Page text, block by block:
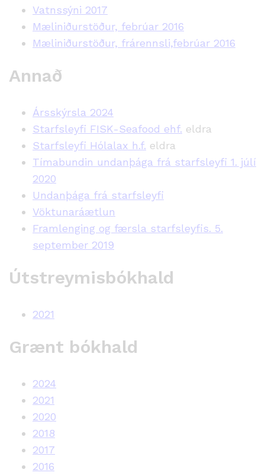
Vatnssýni 2017
Mæliniðurstöður, febrúar 2016
Mæliniðurstöður, frárennsli,febrúar 2016
Annað
Ársskýrsla 2024
Starfsleyfi FISK-Seafood ehf. eldra
Starfsleyfi Hólalax h.f. eldra
Tímabundin undanþága frá starfsleyfi 1. júlí
2020
Undanþága frá starfsleyfi
Vöktunaráætlun
Framlenging og færsla starfsleyfis. 5.
september 2019
Útstreymisbókhald
2021
Grænt bókhald
2024
2021
2020
2018
2017
2016